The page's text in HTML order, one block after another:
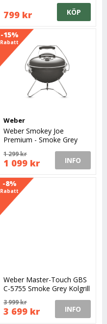
799 kr KÖP
-15%
Rabatt
Weber
Weber Smokey Joe
Premium - Smoke Grey
1 299 kr
1 099 kr INFO
-8%
Rabatt
Weber Master-Touch GBS
C-5755 Smoke Grey Kolgrill
3 999 kr
3 699 kr INFO